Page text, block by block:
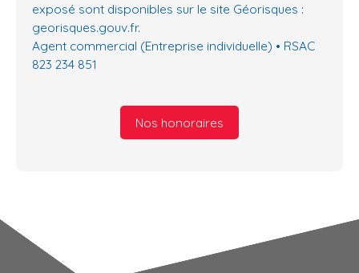
exposé sont disponibles sur le site Géorisques :
georisques.gouv.fr.
Agent commercial (Entreprise individuelle) • RSAC
823 234 851
Nos honoraires